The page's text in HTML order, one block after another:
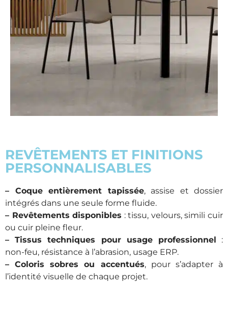
REVÊTEMENTS ET FINITIONS
PERSONNALISABLES
– Coque entièrement tapissée, assise et dossier
intégrés dans une seule forme fluide.
– Revêtements disponibles : tissu, velours, simili cuir
ou cuir pleine fleur.
– Tissus techniques pour usage professionnel :
non-feu, résistance à l’abrasion, usage ERP.
– Coloris sobres ou accentués, pour s’adapter à
l’identité visuelle de chaque projet.